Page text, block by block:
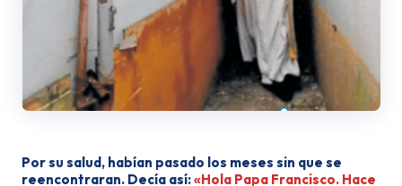
Por su salud, habían pasado los me­ses sin que se
reencontraran. Decía así:«Hola Papa Francisco. Hace